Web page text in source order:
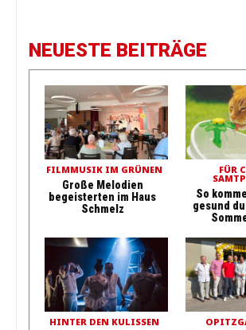
NEUESTE BEITRÄGE
FILMMUSIK IM GRÜNEN
Große Melodien
begeisterten im Haus
Schmelz
FÜR
So
gesund
HINTER DEN KULISSEN